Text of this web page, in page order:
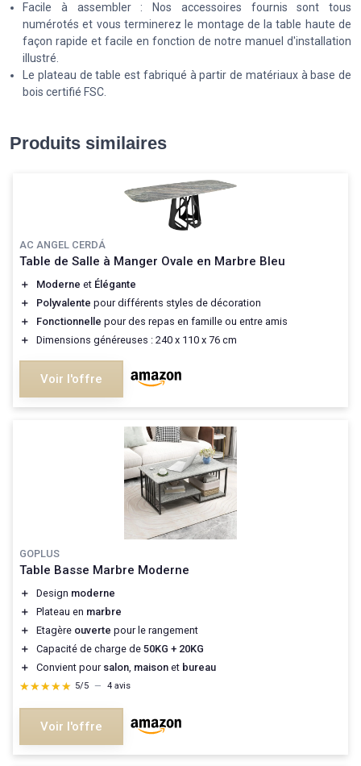
Facile à assembler : Nos accessoires fournis sont tous
numérotés et vous terminerez le montage de la table haute de
façon rapide et facile en fonction de notre manuel d'installation
illustré.
Le plateau de table est fabriqué à partir de matériaux à base de
bois certifié FSC.
Produits similaires
AC ANGEL CERDÁ
Table de Salle à Manger Ovale en Marbre Bleu
＋ Moderne et Élégante
＋
Polyvalente pour différents styles de décoration
＋
Fonctionnelle pour des repas en famille ou entre amis
＋
Dimensions généreuses : 240 x 110 x 76 cm
Voir l'offre
GOPLUS
Table Basse Marbre Moderne
＋ Design moderne
＋
Plateau en marbre
＋
Etagère ouverte pour le rangement
＋
Capacité de charge de 50KG + 20KG
＋
Convient pour salon maison et bureau
★★★★★
★★★★★ 5/5 — 4 avis
Voir l'offre